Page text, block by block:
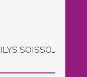
Agence IMMOBILYS SOISSONS et COUCY LE CHATEAU